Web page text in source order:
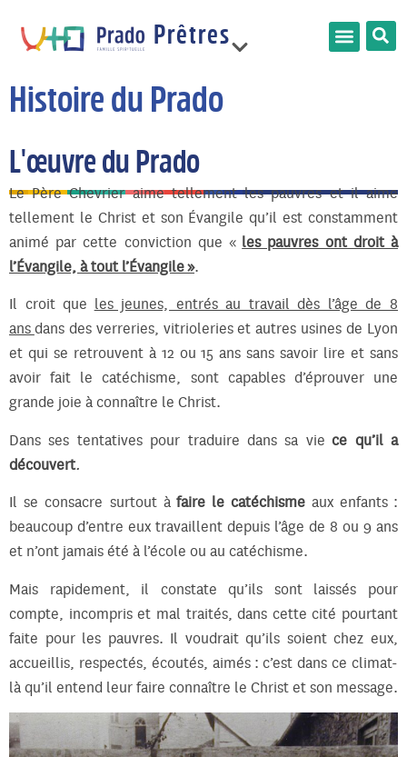
Prêtres
France
Limonest
Histoire du Prado
L'œuvre du Prado
Le Père Chevrier aime tellement les pauvres et il aime
tellement le Christ et son Évangile qu’il est constamment
animé par cette conviction que « les pauvres ont droit à
l’Évangile, à tout l’Évangile ».
Il croit que les jeunes, entrés au travail dès l’âge de 8
ansdans des verreries, vitrioleries et autres usines de Lyon
et qui se retrouvent à 12 ou 15 ans sans savoir lire et sans
avoir fait le catéchisme, sont capables d’éprouver une
grande joie à connaître le Christ.
Dans ses tentatives pour traduire dans sa viece qu’il a
découvert.
Il se consacre surtout à faire le catéchisme aux enfants :
beaucoup d’entre eux travaillent depuis l’âge de 8 ou 9 ans
et n’ont jamais été à l’école ou au catéchisme.
Mais rapidement, il constate qu’ils sont laissés pour
compte, incompris et mal traités, dans cette cité pourtant
faite pour les pauvres. Il voudrait qu’ils soient chez eux,
accueillis, respectés, écoutés, aimés : c’est dans ce climat-
là qu’il entend leur faire connaître le Christ et son message.